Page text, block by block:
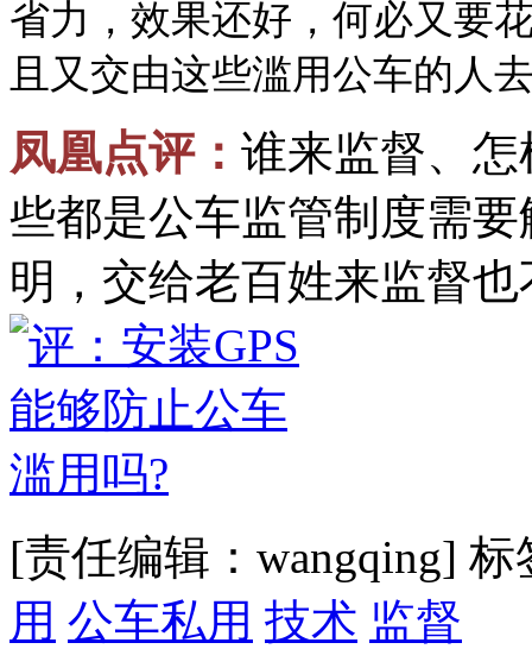
省力，效果还好，何必又要
且又交由这些滥用公车的人
凤凰点评： 谁来监督、
些都是公车监管制度需
明，交给老百姓来监督
[责任编辑：wangqing] 标
用 公车私用 技术 监督